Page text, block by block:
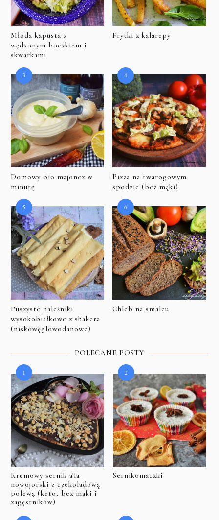
Młoda kapusta z
wędzonym boczkiem i
skwarkami
Frytki z kalarepy
Domowy bio majonez w
minutę
Pizza na twarogowym
spodzie (bez mąki)
Puszyste naleśniki
wysokobiałkowe z shakera
(niskowęglowodanowe)
Chleb na smalcu
POLECANE POSTY
Kremowy sernik a'la
nowojorski z czekoladową
polewą (keto, bez mąki i
zagęstników)
Sernikomaczki